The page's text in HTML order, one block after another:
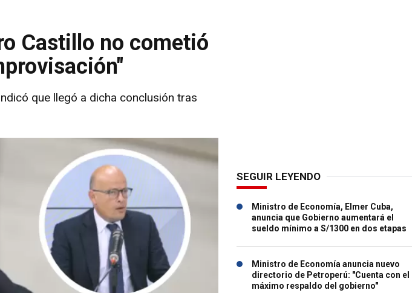
Castillo no cometió
que llegó a dicha conclusión tras
SEGUIR LEYENDO
Ministro de Economía, Elmer Cuba,
anuncia que Gobierno aumentará el
sueldo mínimo a S/1300 en dos etapas
Ministro de Economía anuncia nuevo
directorio de Petroperú: "Cuenta con el
máximo respaldo del gobierno"